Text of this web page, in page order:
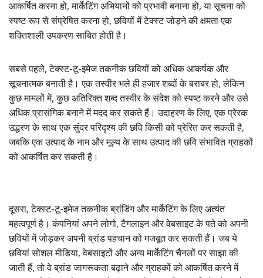
आकर्षित करना हो, मार्केटिंग अभियानों को प्रभावी बनाना हो, या सूचना को
स्पष्ट रूप से संप्रेषित करना हो, छवियों में टेक्स्ट जोड़ने की क्षमता एक
शक्तिशाली उपकरण साबित होती है।
सबसे पहले, टेक्स्ट-टू-इमेज तकनीक छवियों को अधिक आकर्षक और
सूचनात्मक बनाती है। एक तस्वीर भले ही हजार शब्दों के बराबर हो, लेकिन
कुछ मामलों में, कुछ अतिरिक्त शब्द तस्वीर के संदेश को स्पष्ट करने और उसे
अधिक प्रासंगिक बनाने में मदद कर सकते हैं। उदाहरण के लिए, एक प्रेरक
उद्धरण के साथ एक सुंदर परिदृश्य की छवि किसी को प्रेरित कर सकती है,
जबकि एक उत्पाद के नाम और मूल्य के साथ उत्पाद की छवि संभावित ग्राहकों
को आकर्षित कर सकती है।
दूसरा, टेक्स्ट-टू-इमेज तकनीक ब्रांडिंग और मार्केटिंग के लिए अत्यंत
महत्वपूर्ण है। कंपनियां अपने लोगो, टैगलाइन और वेबसाइट के पते को अपनी
छवियों में जोड़कर अपनी ब्रांड पहचान को मजबूत कर सकती हैं। जब ये
छवियां सोशल मीडिया, वेबसाइटों और अन्य मार्केटिंग चैनलों पर साझा की
जाती हैं, तो वे ब्रांड जागरूकता बढ़ाने और ग्राहकों को आकर्षित करने में